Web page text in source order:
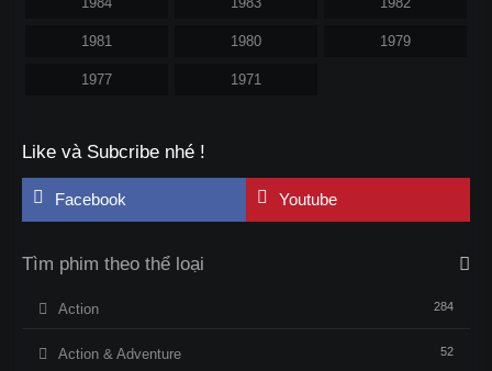
1981 1980 1979
1977 1971
Like và Subcribe nhé !
Facebook Youtube
Tìm phim theo thể loại
Action 284
Action & Adventure 52